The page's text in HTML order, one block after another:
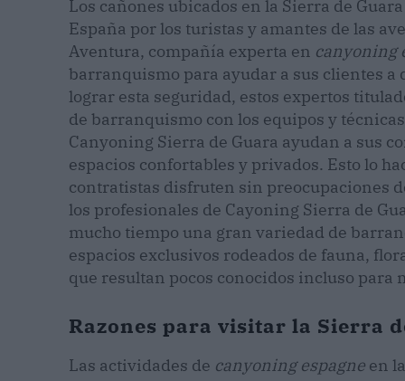
Los cañones ubicados en la Sierra de
España por los turistas y amantes de las
Aventura, compañía experta en canyoning
barranquismo para ayudar a sus clientes a
lograr esta seguridad, estos expertos
de barranquismo con los equipos y
Canyoning Sierra de Guara ayudan a sus
espacios confortables y privados. Esto lo
contratistas disfruten sin preocupaciones
los profesionales de Cayoning Sierra de
mucho tiempo una gran variedad de
espacios exclusivos rodeados de fauna,
que resultan pocos conocidos incluso para
Razones para visitar la Sierra
Las actividades de canyoning espagne en